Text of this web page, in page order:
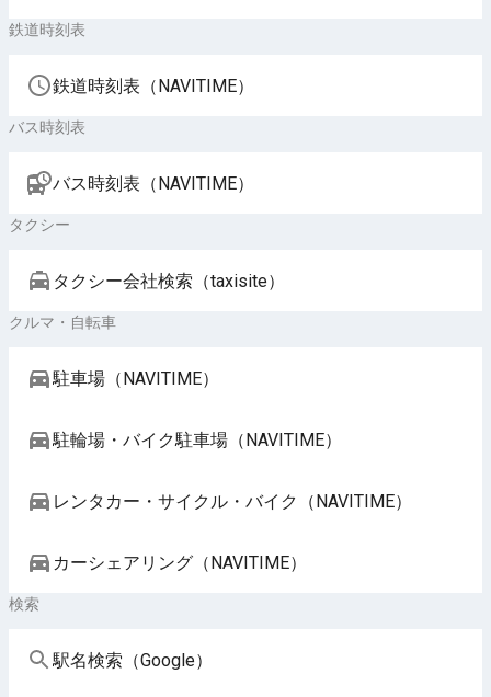
鉄道時刻表
鉄道時刻表（NAVITIME）
バス時刻表
バス時刻表（NAVITIME）
タクシー
タクシー会社検索（taxisite）
クルマ・自転車
駐車場（NAVITIME）
駐輪場・バイク駐車場（NAVITIME）
レンタカー・サイクル・バイク（NAVITIME）
カーシェアリング（NAVITIME）
検索
駅名検索（Google）